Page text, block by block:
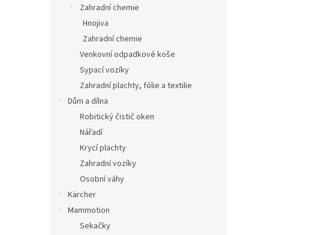
Zahradní chemie
Hnojiva
Zahradní chemie
Venkovní odpadkové koše
Sypací vozíky
Zahradní plachty, fólie a textilie
Dům a dílna
Robitický čistič oken
Nářadí
Krycí plachty
Zahradní vozíky
Osobní váhy
Kärcher
Mammotion
Sekačky